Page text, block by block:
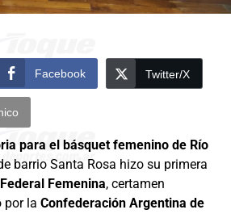
Facebook Twitter/X
para el básquet femenino de Río
barrio Santa Rosa hizo su primera
Femenina, certamen
por la Confederación Argentina de